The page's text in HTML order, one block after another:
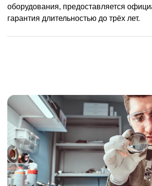
оборудования, предоставляется
гарантия длительностью до трёх лет.